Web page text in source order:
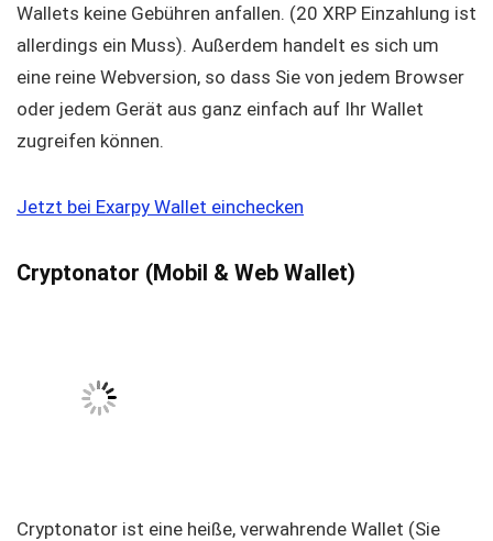
Wallets keine Gebühren anfallen. (20 XRP Einzahlung ist
allerdings ein Muss). Außerdem handelt es sich um
eine reine Webversion, so dass Sie von jedem Browser
oder jedem Gerät aus ganz einfach auf Ihr Wallet
zugreifen können.
Jetzt bei Exarpy Wallet einchecken
Cryptonator (Mobil & Web Wallet)
Cryptonator ist eine heiße, verwahrende Wallet (Sie